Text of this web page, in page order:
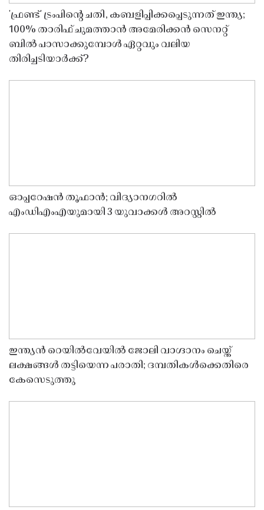
'ഫ്രണ്ട്' ട്രംപിന്റെ ചതി, കബളിപ്പിക്കപ്പെടുന്നത് ഇന്ത്യ;
100% താരിഫ് ചുമത്താൻ അമേരിക്കൻ സെനറ്റ്
ബിൽ പാസാക്കുമ്പോൾ ഏറ്റവും വലിയ
തിരിച്ചടിയാർക്ക്?
ഓപ്പറേഷൻ തൂഫാൻ; വിദ്യാനഗറിൽ
എംഡിഎംഎയുമായി 3 യുവാക്കൾ അറസ്റ്റിൽ
ഇന്ത്യൻ റെയിൽവേയിൽ ജോലി വാഗ്ദാനം ചെയ്ത്
ലക്ഷങ്ങൾ തട്ടിയെന്ന പരാതി; ദമ്പതികൾക്കെതിരെ
കേസെടുത്തു